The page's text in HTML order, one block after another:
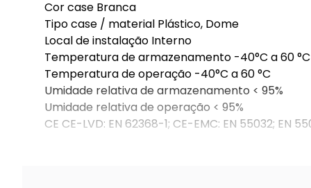
Cor case Branca
Tipo case / material Plástico, Dome
Local de instalação Interno
Temperatura de armazenamento -40°C a 60 °C
Temperatura de operação -40°C a 60 °C
Umidade relativa de armazenamento < 95%
Umidade relativa de operação < 95%
CE CE-LVD: EN 62368-1; CE-EMC: EN 55032; EN